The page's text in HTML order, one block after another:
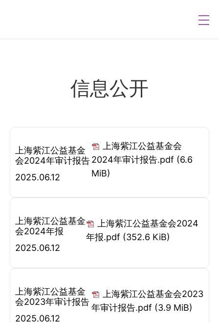
信息公开
上海紫江公益基金
会2024年审计报告
2025.06.12
上海紫江公益基金会
2024年审计报告.pdf (6.6
MiB)
上海紫江公益基金
会2024年报
2025.06.12
上海紫江公益基金会2024
年报.pdf (352.6 KiB)
上海紫江公益基金
会2023年审计报告
2025.06.12
上海紫江公益基金会2023
年审计报告.pdf (3.9 MiB)